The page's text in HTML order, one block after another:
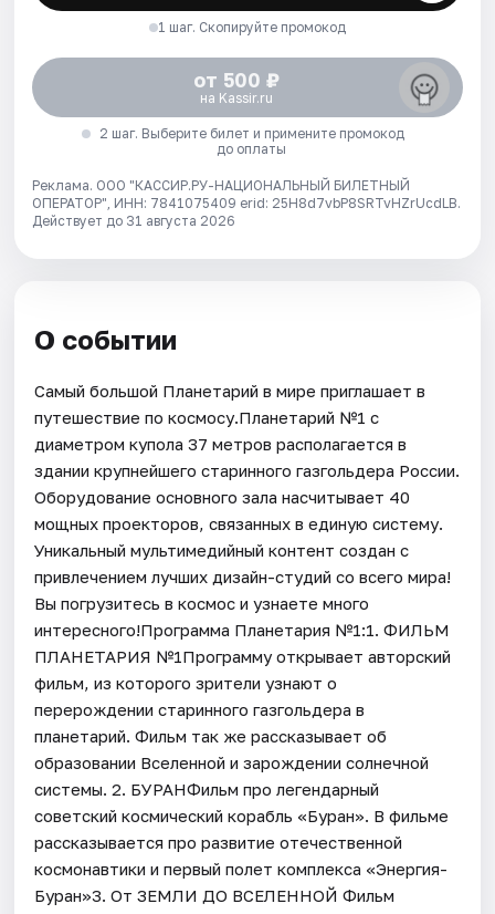
1 шаг. Скопируйте промокод
от 500 ₽
на Kassir.ru
2 шаг. Выберите билет и примените промокод
до оплаты
Реклама. ООО "КАССИР.РУ-НАЦИОНАЛЬНЫЙ БИЛЕТНЫЙ
ОПЕРАТОР", ИНН: 7841075409 erid: 25H8d7vbP8SRTvHZrUcdLB.
Действует до 31 августа 2026
О событии
Самый большой Планетарий в мире приглашает в
путешествие по космосу.Планетарий №1 с
диаметром купола 37 метров располагается в
здании крупнейшего старинного газгольдера России.
Оборудование основного зала насчитывает 40
мощных проекторов, связанных в единую систему.
Уникальный мультимедийный контент создан с
привлечением лучших дизайн-студий со всего мира!
Вы погрузитесь в космос и узнаете много
интересного!Программа Планетария №1:1. ФИЛЬМ
ПЛАНЕТАРИЯ №1Программу открывает авторский
фильм, из которого зрители узнают о
перерождении старинного газгольдера в
планетарий. Фильм так же рассказывает об
образовании Вселенной и зарождении солнечной
системы. 2. БУРАНФильм про легендарный
советский космический корабль «Буран». В фильме
рассказывается про развитие отечественной
космонавтики и первый полет комплекса «Энергия-
Буран»3. От ЗЕМЛИ ДО ВСЕЛЕННОЙ Фильм